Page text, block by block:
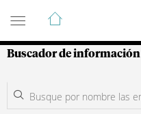
Guía de
Buscador de información